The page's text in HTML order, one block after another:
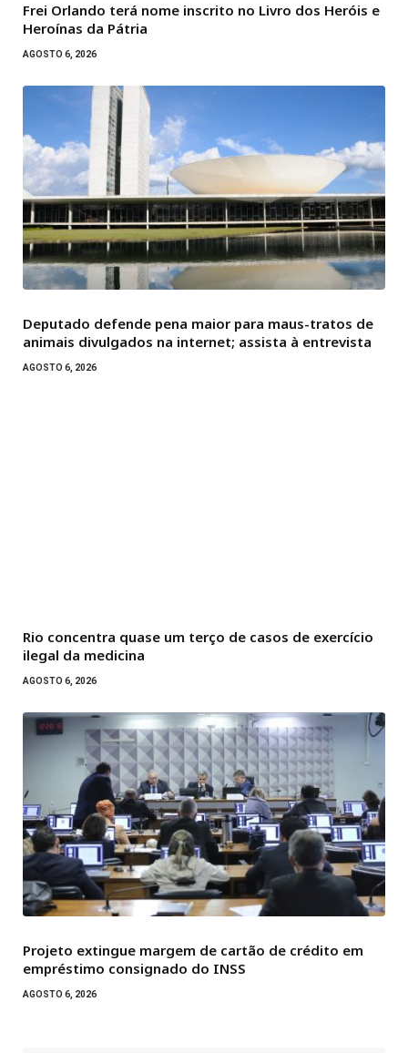
Frei Orlando terá nome inscrito no Livro dos Heróis e
Heroínas da Pátria
AGOSTO 6, 2026
Deputado defende pena maior para maus-tratos de
animais divulgados na internet; assista à entrevista
AGOSTO 6, 2026
Rio concentra quase um terço de casos de exercício
ilegal da medicina
AGOSTO 6, 2026
Projeto extingue margem de cartão de crédito em
empréstimo consignado do INSS
AGOSTO 6, 2026